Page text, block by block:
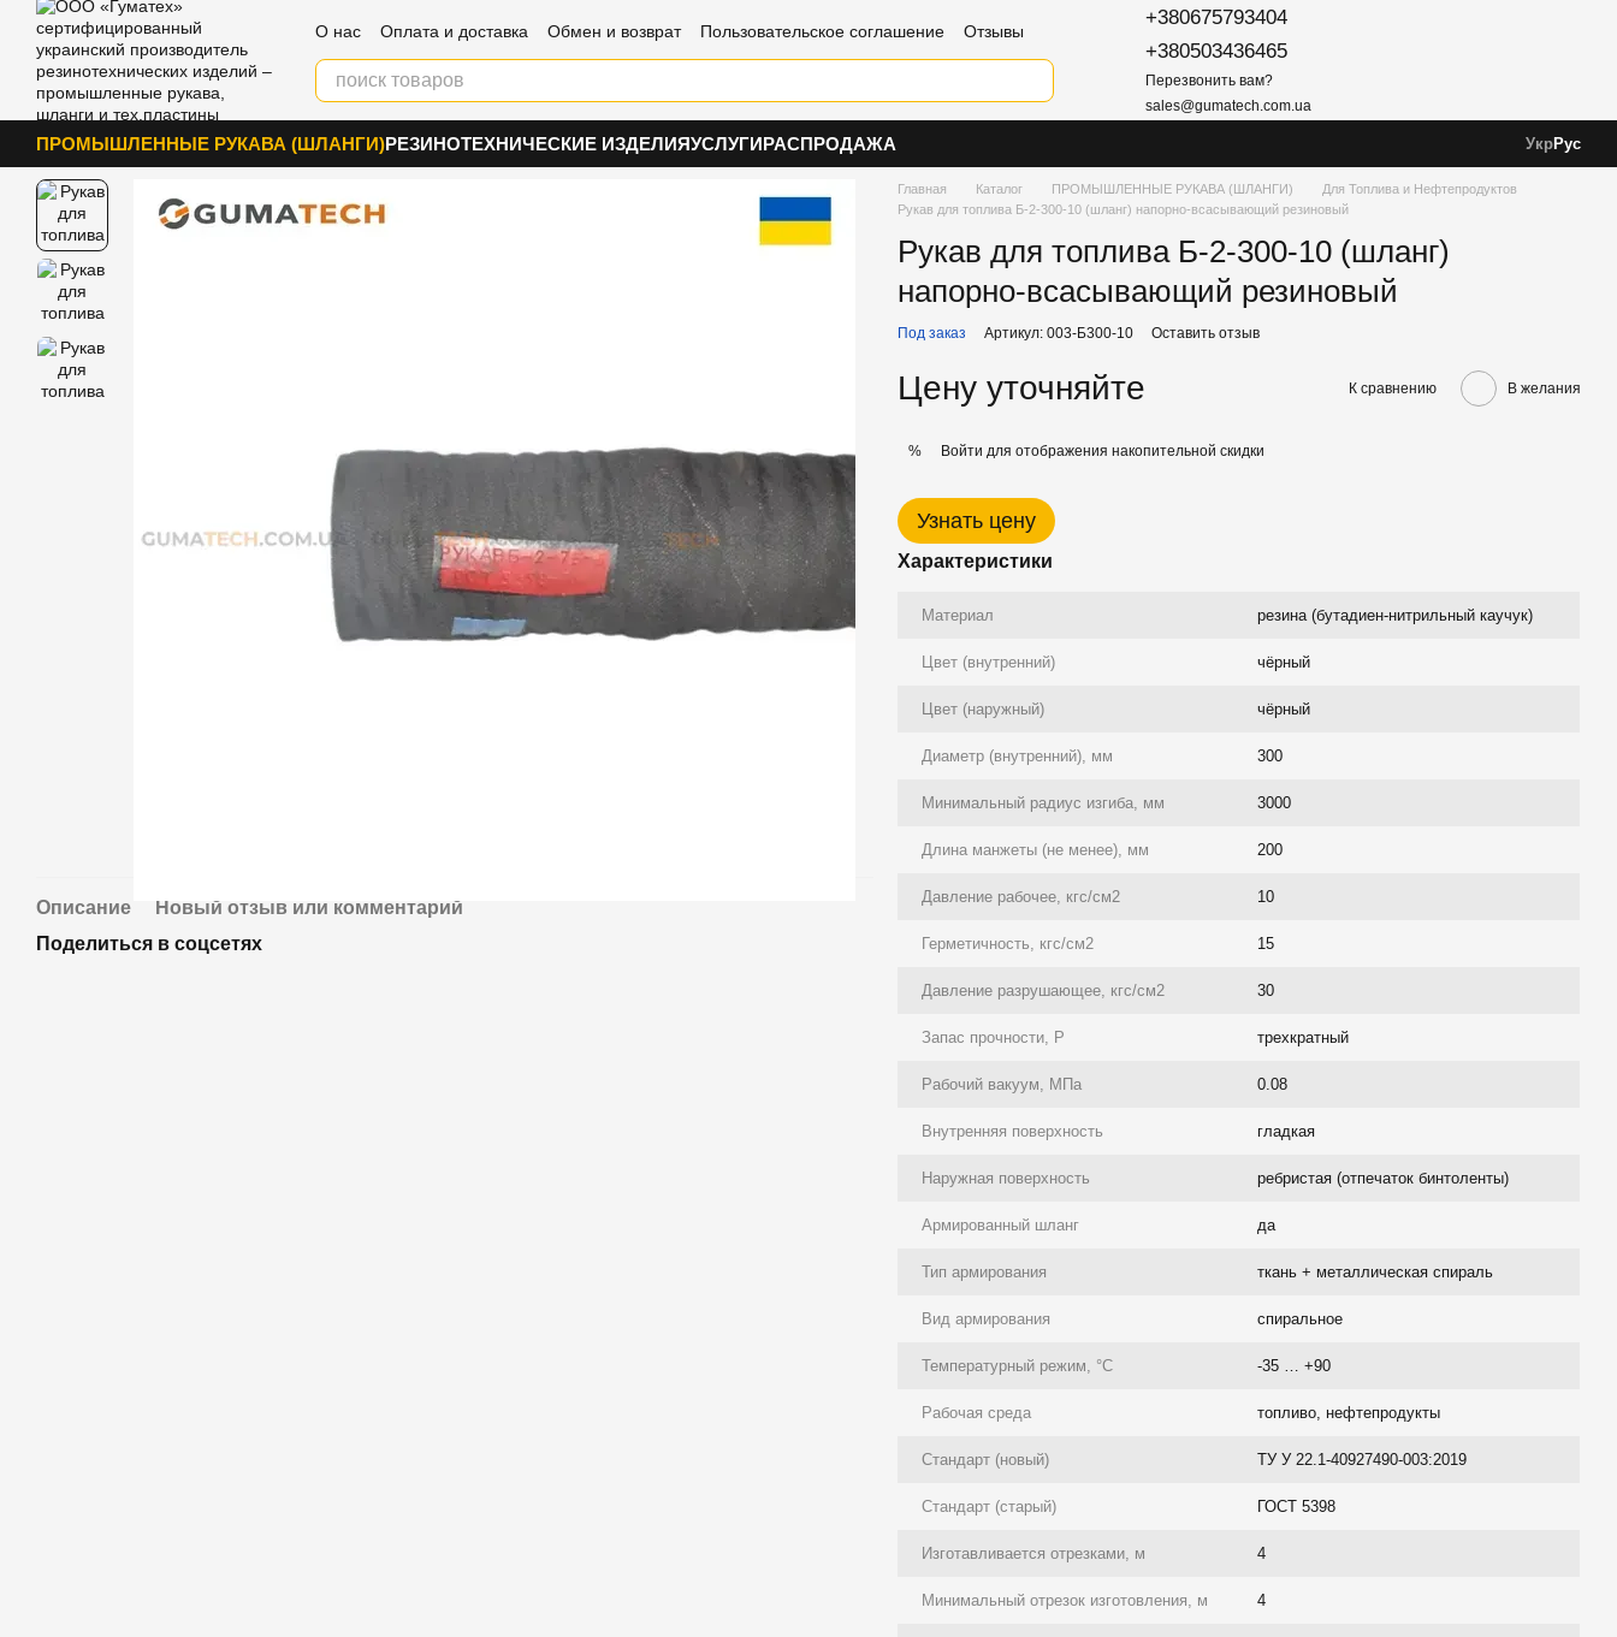
Перейти к основному контенту
О нас Оплата и доставка Обмен и возврат Пользовательское соглашение
Отзывы
Блог
Контакты
+380675793404
+380503436465
Перезвонить вам?
sales@gumatech.com.ua
ПРОМЫШЛЕННЫЕ РУКАВА (ШЛАНГИ)РЕЗИНОТЕХНИЧЕСКИЕ ИЗДЕЛИЯУСЛУГИРАСПРОДАЖА УкрРус
Описание
Новый отзыв или комментарий
Поделиться в соцсетях
Главная Каталог ПРОМЫШЛЕННЫЕ РУКАВА (ШЛАНГИ)
Для Топлива и Нефтепродуктов
Рукав для топлива Б-2-300-10 (шланг) напорно-всасывающий резиновый
Рукав для топлива Б-2-300-10 (шланг)
напорно-всасывающий резиновый
Под заказ Артикул: 003-Б300-10 Оставить отзыв
Цену уточняйте К сравнению В желания
% Войти для отображения накопительной скидки
Узнать цену
Характеристики
Материал резина (бутадиен-нитрильный каучук)
Цвет (внутренний) чёрный
Цвет (наружный) чёрный
Диаметр (внутренний), мм 300
Минимальный радиус изгиба, мм 3000
Длина манжеты (не менее), мм 200
Давление рабочее, кгс/см2 10
Герметичность, кгс/см2 15
Давление разрушающее, кгс/см2 30
Запас прочности, P трехкратный
Рабочий вакуум, МПа 0.08
Внутренняя поверхность гладкая
Наружная поверхность ребристая (отпечаток бинтоленты)
Армированный шланг да
Тип армирования ткань + металлическая спираль
Вид армирования спиральное
Температурный режим, °C -35 … +90
Рабочая среда топливо, нефтепродукты
Стандарт (новый) ТУ У 22.1-40927490-003:2019
Стандарт (старый) ГОСТ 5398
Изготавливается отрезками, м 4
Минимальный отрезок изготовления, м 4